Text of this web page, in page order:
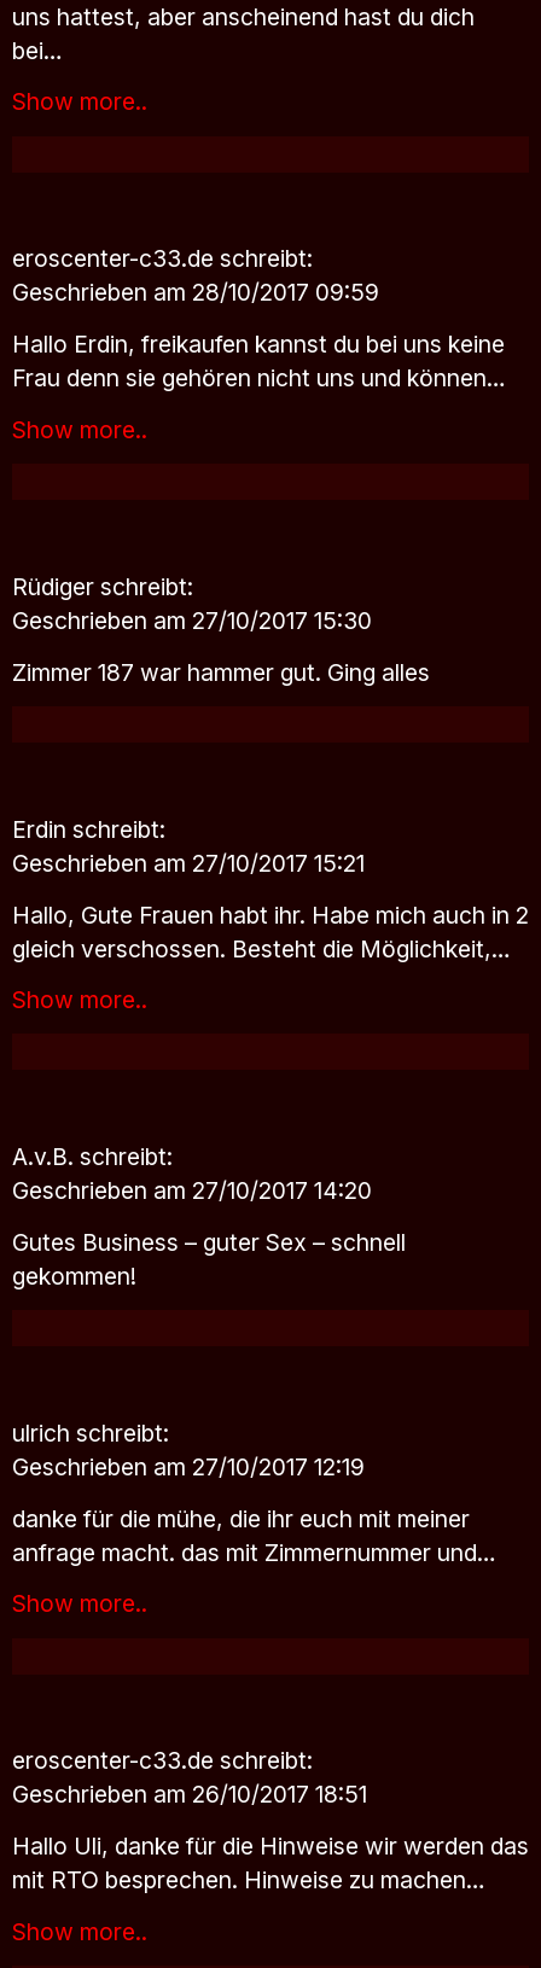
uns hattest, aber anscheinend hast du dich
bei…
Show more..
eroscenter-c33.de schreibt:
Geschrieben am 28/10/2017 09:59
Hallo Erdin, freikaufen kannst du bei uns keine
Frau denn sie gehören nicht uns und können…
Show more..
Rüdiger schreibt:
Geschrieben am 27/10/2017 15:30
Zimmer 187 war hammer gut. Ging alles
Erdin schreibt:
Geschrieben am 27/10/2017 15:21
Hallo, Gute Frauen habt ihr. Habe mich auch in 2
gleich verschossen. Besteht die Möglichkeit,…
Show more..
A.v.B. schreibt:
Geschrieben am 27/10/2017 14:20
Gutes Business – guter Sex – schnell
gekommen!
ulrich schreibt:
Geschrieben am 27/10/2017 12:19
danke für die mühe, die ihr euch mit meiner
anfrage macht. das mit Zimmernummer und…
Show more..
eroscenter-c33.de schreibt:
Geschrieben am 26/10/2017 18:51
Hallo Uli, danke für die Hinweise wir werden das
mit RTO besprechen. Hinweise zu machen…
Show more..